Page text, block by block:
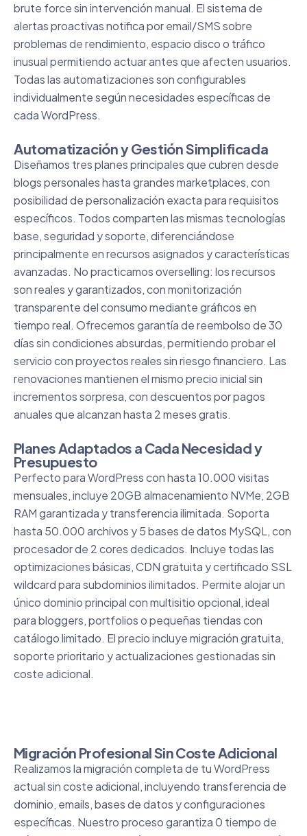
brute force sin intervención manual. El sistema de
alertas proactivas notifica por email/SMS sobre
problemas de rendimiento, espacio disco o tráfico
inusual permitiendo actuar antes que afecten usuarios.
Todas las automatizaciones son configurables
individualmente según necesidades específicas de
cada WordPress.
Automatización y Gestión Simplificada
Diseñamos tres planes principales que cubren desde
blogs personales hasta grandes marketplaces, con
posibilidad de personalización exacta para requisitos
específicos. Todos comparten las mismas tecnologías
base, seguridad y soporte, diferenciándose
principalmente en recursos asignados y características
avanzadas. No practicamos overselling: los recursos
son reales y garantizados, con monitorización
transparente del consumo mediante gráficos en
tiempo real. Ofrecemos garantía de reembolso de 30
días sin condiciones absurdas, permitiendo probar el
servicio con proyectos reales sin riesgo financiero. Las
renovaciones mantienen el mismo precio inicial sin
incrementos sorpresa, con descuentos por pagos
anuales que alcanzan hasta 2 meses gratis.
Planes Adaptados a Cada Necesidad y
Presupuesto
Perfecto para WordPress con hasta 10.000 visitas
mensuales, incluye 20GB almacenamiento NVMe, 2GB
RAM garantizada y transferencia ilimitada. Soporta
hasta 50.000 archivos y 5 bases de datos MySQL, con
procesador de 2 cores dedicados. Incluye todas las
optimizaciones básicas, CDN gratuita y certificado SSL
wildcard para subdominios ilimitados. Permite alojar un
único dominio principal con multisitio opcional, ideal
para bloggers, portfolios o pequeñas tiendas con
catálogo limitado. El precio incluye migración gratuita,
soporte prioritario y actualizaciones gestionadas sin
coste adicional.
Migración Profesional Sin Coste Adicional
Realizamos la migración completa de tu WordPress
actual sin coste adicional, incluyendo transferencia de
dominio, emails, bases de datos y configuraciones
específicas. Nuestro proceso garantiza 0 tiempo de